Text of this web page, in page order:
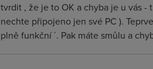
tvrdit , že je to OK a chyba je u vás
nechte připojeno jen své PC ).
plně funkční ´. Pak máte smůlu a